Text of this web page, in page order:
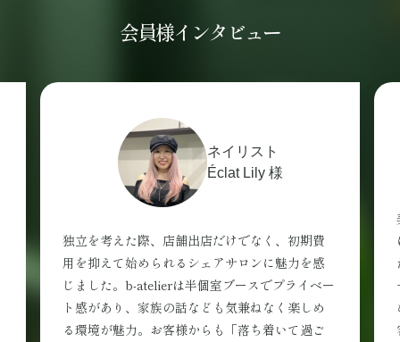
会員様インタビュー
K 様
にしたいと考え、フリーランスへ転身しまし
た。恵比寿エリアを中心に検討する中で、アク
セスの良さと時間貸しで始めやすい仕組みが決
め手となりb-atelierを選択。長年担当しているお
客様からも通いやすいと好評です。月額固定費